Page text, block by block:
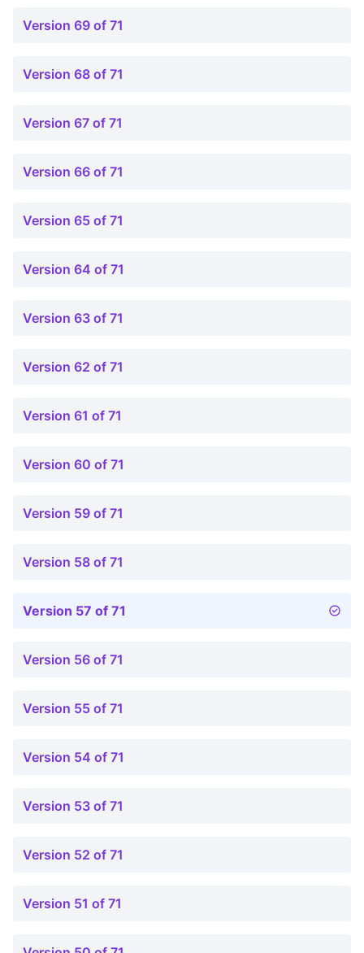
Version 69 of 71
Version 68 of 71
Version 67 of 71
Version 66 of 71
Version 65 of 71
Version 64 of 71
Version 63 of 71
Version 62 of 71
Version 61 of 71
Version 60 of 71
Version 59 of 71
Version 58 of 71
Version 57 of 71
Version 56 of 71
Version 55 of 71
Version 54 of 71
Version 53 of 71
Version 52 of 71
Version 51 of 71